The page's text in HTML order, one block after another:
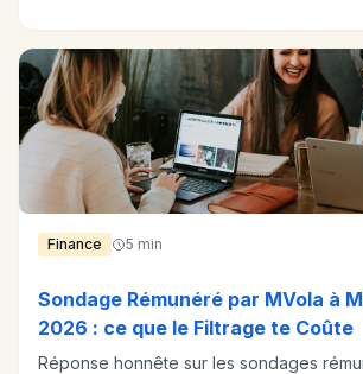
personne ne doit connaître. Confondre
premier vecteur d'arnaque du pays.
lire le code de menu en vigueur,
appel frauduleux, et quoi faire si le code
bloqué.
Finance 5 min
Sondage Rémunéré par MVola à
2026 : ce que le Filtrage te Coûte
Réponse honnête sur les sondages